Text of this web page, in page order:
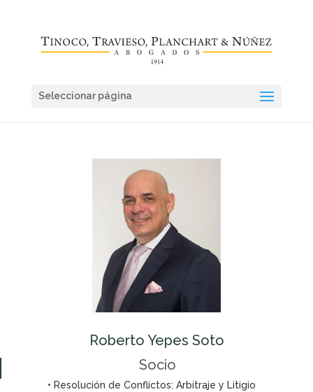
Seleccionar página
Roberto Yepes Soto
Socio
• Resolución de Conflictos: Arbitraje y Litigio